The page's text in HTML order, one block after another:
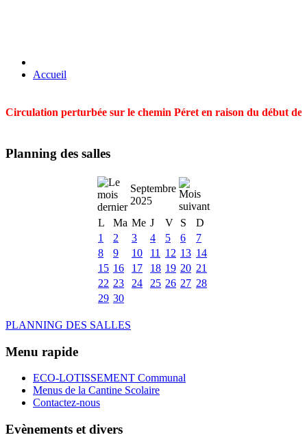
Accueil
Circulation perturbée sur le chemin Péret en raison du début
Planning des salles
Septembre
2025
L
Ma Me J V S
D
1
2 3 4 5 6
7
8
9 10 11 12 13 14
15 16 17 18 19 20 21
22 23 24 25 26 27 28
29 30
PLANNING DES SALLES
Menu rapide
ECO-LOTISSEMENT Communal
Menus de la Cantine Scolaire
Contactez-nous
Evènements et divers